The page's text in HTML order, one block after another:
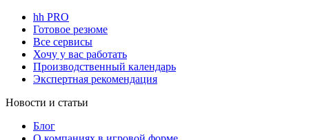
hh PRO
Готовое резюме
Все сервисы
Хочу у вас работать
Производственный календарь
Экспертная рекомендация
Новости и статьи
Блог